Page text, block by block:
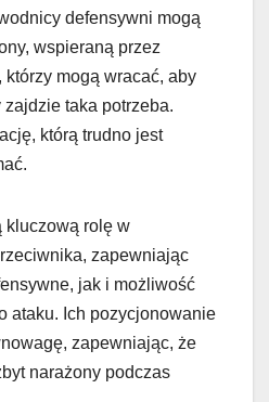
defensywni mogą
wspieraną przez
mogą wracać, aby
taka potrzeba.
którą trudno jest
kluczową rolę w
zapewniając
jak i możliwość
ataku. Ich pozycjonowanie
zapewniając, że
narażony podczas